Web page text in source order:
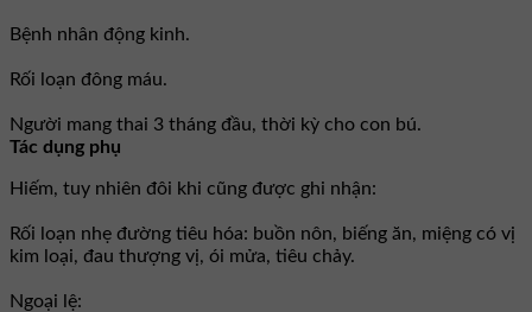
Bệnh nhân động kinh.
Rối loạn đông máu.
Người mang thai 3 tháng đầu, thời kỳ cho con bú.
Tác dụng phụ
Hiếm, tuy nhiên đôi khi cũng được ghi nhận:
Rối loạn nhẹ đường tiêu hóa: buồn nôn, biếng ăn, miệng có vị
kim loại, đau thượng vị, ói mửa, tiêu chảy.
Ngoại lệ: